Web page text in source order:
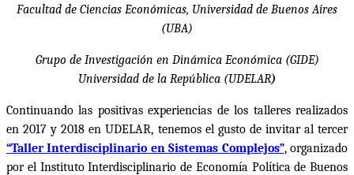
Facultad de Ciencias Económicas, Universidad de Buenos Aires
(UBA)
Grupo de Investigación en Dinámica Económica (GIDE)
Universidad de la República (UDELAR)
Continuando las positivas experiencias de los talleres realizados
en 2017 y 2018 en UDELAR, tenemos el gusto de invitar al tercer
“Taller Interdisciplinario en Sistemas Complejos”, organizado
por el Instituto Interdisciplinario de Economía Política de Buenos